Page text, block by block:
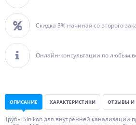
Скидка 3% начиная со второго
Онлайн-консультации по любым
ОПИСАНИЕ ХАРАКТЕРИСТИКИ ОТЗЫВЫ И
Трубы Sinikon для внутренней канализации